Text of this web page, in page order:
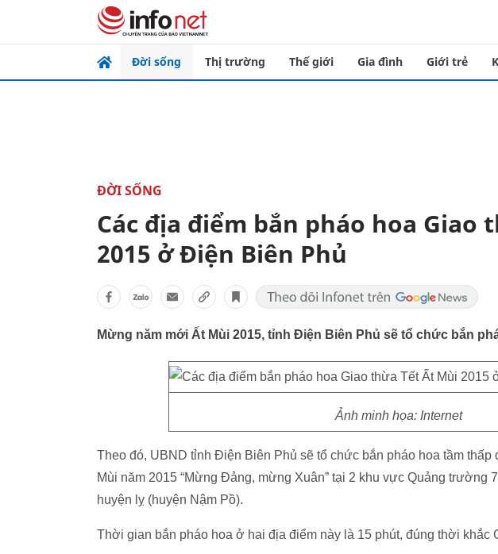
Đời sống Thị trường Thế giới Gia đình Giới trẻ
ĐỜI SỐNG
Các địa điểm bắn pháo hoa Giao
2015 ở Điện Biên Phủ
Mừng năm mới Ất Mùi 2015, tỉnh Điện Biên Phủ sẽ tổ chức bắn
Ảnh minh họa: Internet
Theo đó, UBND tỉnh Điện Biên Phủ sẽ tổ chức bắn pháo hoa tầm
Mùi năm 2015 “Mừng Đảng, mừng Xuân” tại 2 khu vực Quảng trường
huyện lỵ (huyện Nậm Pồ).
Thời gian bắn pháo hoa ở hai địa điểm này là 15 phút, đúng thời khắc